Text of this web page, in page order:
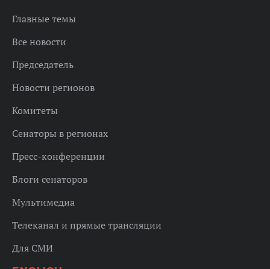
Главные темы
Все новости
Председатель
Новости регионов
Комитеты
Сенаторы в регионах
Пресс-конференции
Блоги сенаторов
Мультимедиа
Телеканал и прямые трансляции
Для СМИ